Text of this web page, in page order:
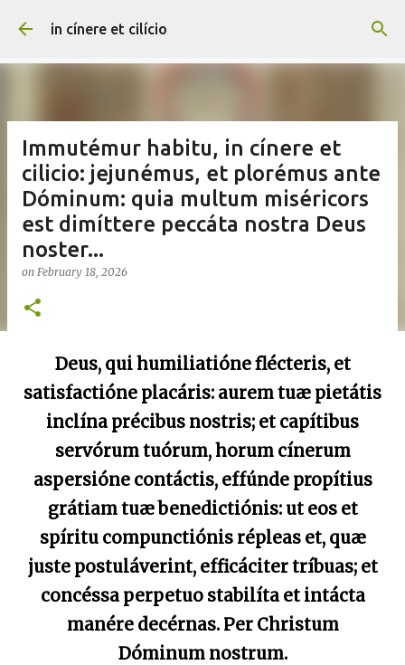
Skip to main content
in cínere et cilício
Immutémur habitu, in cínere et
cilicio: jejunémus, et plorémus ante
Dóminum: quia multum miséricors
est dimíttere peccáta nostra Deus
noster...
on February 18, 2026
Deus, qui humiliatióne flécteris, et
satisfactióne placáris: aurem tuæ pietátis
inclína précibus nostris; et capítibus
servórum tuórum, horum cínerum
aspersióne contáctis, effúnde propítius
grátiam tuæ benedictiónis: ut eos et
spíritu compunctiónis répleas et, quæ
juste postuláverint, efficáciter tríbuas; et
concéssa perpetuo stabilíta et intácta
manére decérnas. Per Christum
Dóminum nostrum.